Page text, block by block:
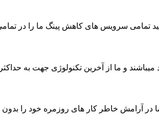
های روزمره خود را بدون حتی 1 لحظه قطعی و افت سرعت